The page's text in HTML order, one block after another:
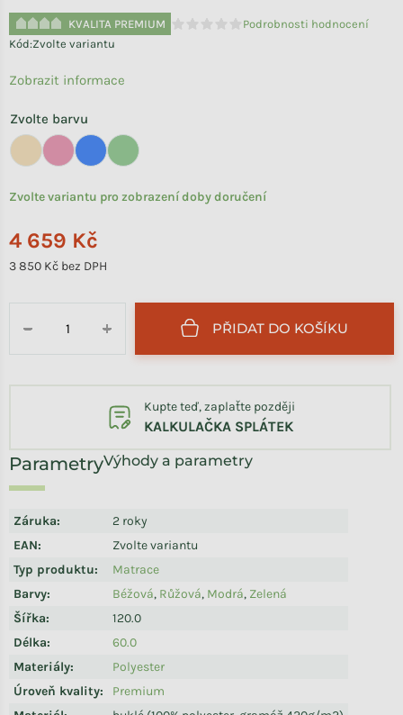
KVALITA PREMIUM
Průměrné hodnocení produktu je
Podrobnosti hodnocení
Kód:Zvolte variantu
4 659 Kč
3 850 Kč bez DPH
Zvolte variantu pro zobrazení doby doručení
Zvolte barvu
+
− PŘIDAT DO KOŠÍKU
Výhody a parametry
Záruka:
2 roky
EAN:
Zvolte variantu
Typ produktu:
Matrace
Barvy: Béžová, Růžová, Modrá, Zelená
Šířka:
120.0
Délka:
60.0
Materiály:
Polyester
Úroveň kvality:
Premium
Kupte teď, zaplaťte později
KALKULAČKA SPLÁTEK
Zobrazit informace